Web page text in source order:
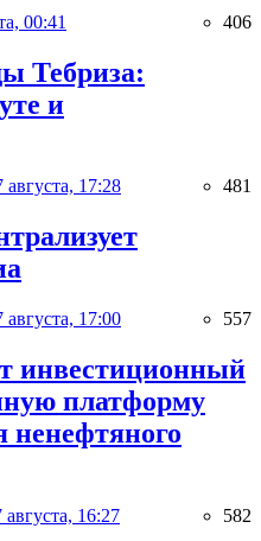
00:41 406
Тебриза:
и
августа, 17:28 481
августа, 17:00 557
инвестиционный
платформу
ненефтяного
августа, 16:27 582